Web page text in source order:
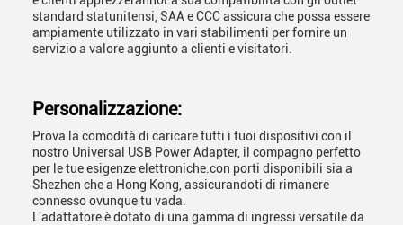
standard statunitensi, SAA e CCC assicura che possa essere
ampiamente utilizzato in vari stabilimenti per fornire un
servizio a valore aggiunto a clienti e visitatori.
Personalizzazione:
Prova la comodità di caricare tutti i tuoi dispositivi con il
nostro Universal USB Power Adapter, il compagno perfetto
per le tue esigenze elettroniche.con porti disponibili sia a
Shezhen che a Hong Kong, assicurandoti di rimanere
connesso ovunque tu vada.
L'adattatore è dotato di una gamma di ingressi versatile da